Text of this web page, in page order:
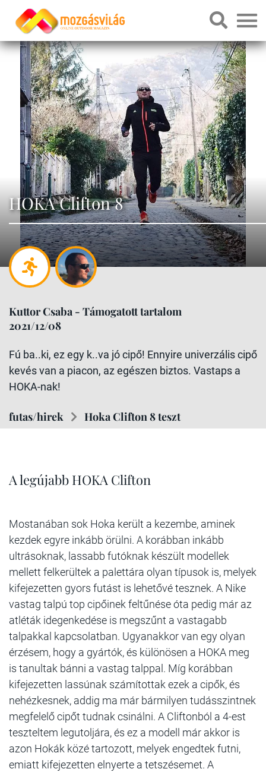
HOKA Clifton 8
Kuttor Csaba - Támogatott tartalom
2021/12/08
Fú ba..ki, ez egy k..va jó cipő! Ennyire univerzális cipő
kevés van a piacon, az egészen biztos. Vastaps a
HOKA-nak!
futas/hirek Hoka Clifton 8 teszt
A legújabb HOKA Clifton
Mostanában sok Hoka került a kezembe, aminek
kezdek egyre inkább örülni. A korábban inkább
ultrásoknak, lassabb futóknak készült modellek
mellett felkerültek a palettára olyan típusok is, melyek
kifejezetten gyors futást is lehetővé tesznek. A Nike
vastag talpú top cipőinek feltűnése óta pedig már az
atléták idegenkedése is megszűnt a vastagabb
talpakkal kapcsolatban. Ugyanakkor van egy olyan
érzésem, hogy a gyártók, és különösen a HOKA meg
is tanultak bánni a vastag talppal. Míg korábban
kifejezetten lassúnak számítottak ezek a cipők, és
nehézkesnek, addig ma már bármilyen tudásszintnek
megfelelő cipőt tudnak csinálni. A Cliftonból a 4-est
teszteltem legutoljára, és ez a modell már akkor is
azon Hokák közé tartozott, melyek engedtek futni,
emiatt kifejezetten elnyerte a tetszésemet. A